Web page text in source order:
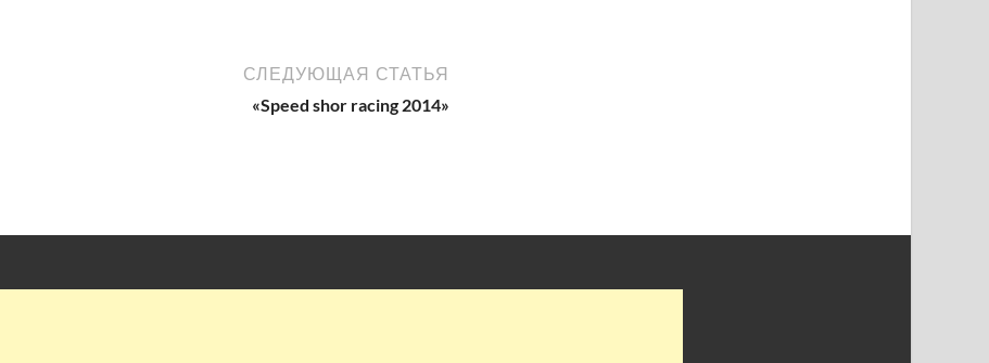
СЛЕДУЮЩАЯ СТАТЬЯ
«Speed shor racing 2014»